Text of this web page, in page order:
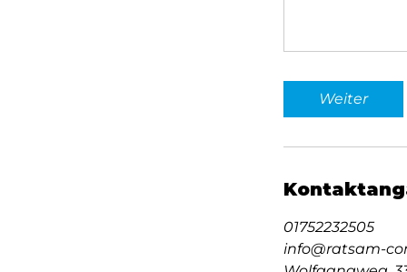
Weiter
01752232505
info@ratsam-